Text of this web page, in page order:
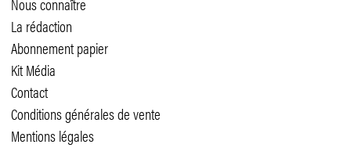
La rédaction
Abonnement papier
Kit Média
Contact
Conditions générales de vente
Mentions légales